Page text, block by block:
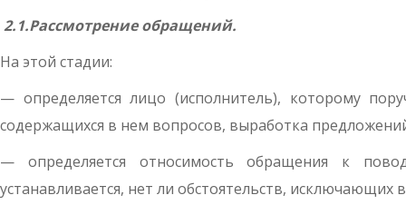
2.1.Рассмотрение обращений.
На этой стадии:
— определяется лицо (исполнитель), которому
содержащихся в нем вопросов, выработка
— определяется относимость обращения к
устанавливается, нет ли обстоятельств,